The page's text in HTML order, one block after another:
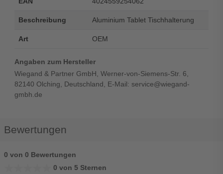
Beschreibung Aluminium Tablet Tischhalterung
Art OEM
Angaben zum Hersteller
Wiegand & Partner GmbH, Werner-von-Siemens-Str. 6,
82140 Olching, Deutschland, E-Mail: service@wiegand-
gmbh.de
Bewertungen
0 von 0 Bewertungen
0 von 5 Sternen